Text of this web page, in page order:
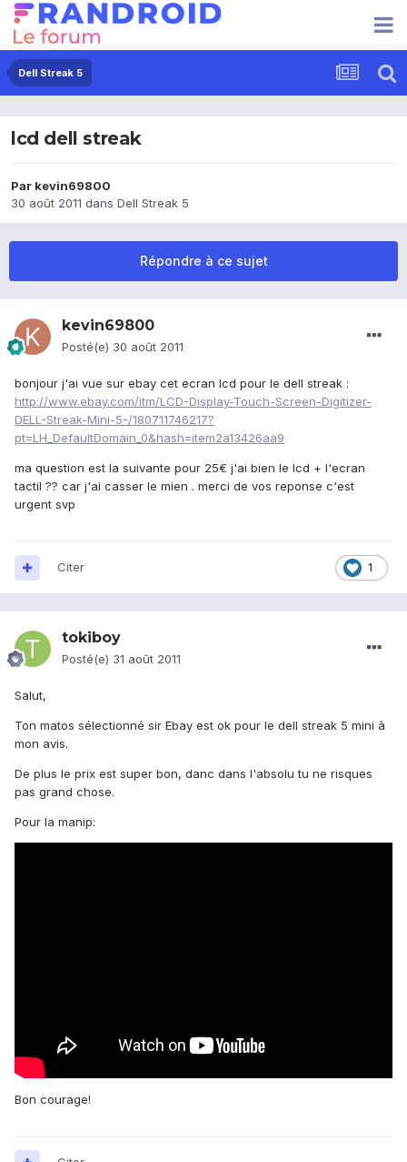
Dell Streak 5
lcd dell streak
Par kevin69800
30 août 2011 dans Dell Streak 5
Répondre à ce sujet
kevin69800
Posté(e) 30 août 2011
bonjour j'ai vue sur ebay cet ecran lcd pour le dell streak :
http://www.ebay.com/itm/LCD-Display-Touch-Screen-Digitizer-
DELL-Streak-Mini-5-/180711746217?
pt=LH_DefaultDomain_0&hash=item2a13426aa9
ma question est la suivante pour 25€ j'ai bien le lcd + l'ecran
tactil ?? car j'ai casser le mien . merci de vos reponse c'est
urgent svp
1
Citer
tokiboy
Posté(e) 31 août 2011
Salut,
Ton matos sélectionné sir Ebay est ok pour le dell streak 5 mini à
mon avis.
De plus le prix est super bon, danc dans l'absolu tu ne risques
pas grand chose.
Pour la manip:
Bon courage!